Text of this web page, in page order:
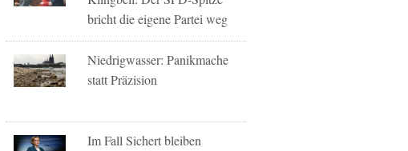
bricht die eigene Partei weg
Niedrigwasser: Panikmache
statt Präzision
Im Fall Sichert bleiben